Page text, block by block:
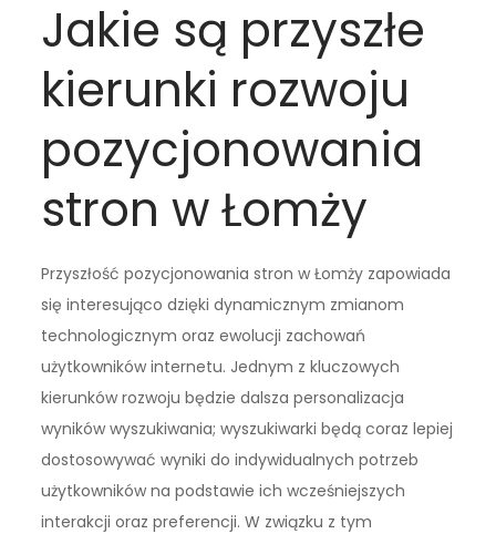
Jakie są przyszłe
kierunki rozwoju
pozycjonowania
stron w Łomży
Przyszłość pozycjonowania stron w Łomży zapowiada
się interesująco dzięki dynamicznym zmianom
technologicznym oraz ewolucji zachowań
użytkowników internetu. Jednym z kluczowych
kierunków rozwoju będzie dalsza personalizacja
wyników wyszukiwania; wyszukiwarki będą coraz lepiej
dostosowywać wyniki do indywidualnych potrzeb
użytkowników na podstawie ich wcześniejszych
interakcji oraz preferencji. W związku z tym